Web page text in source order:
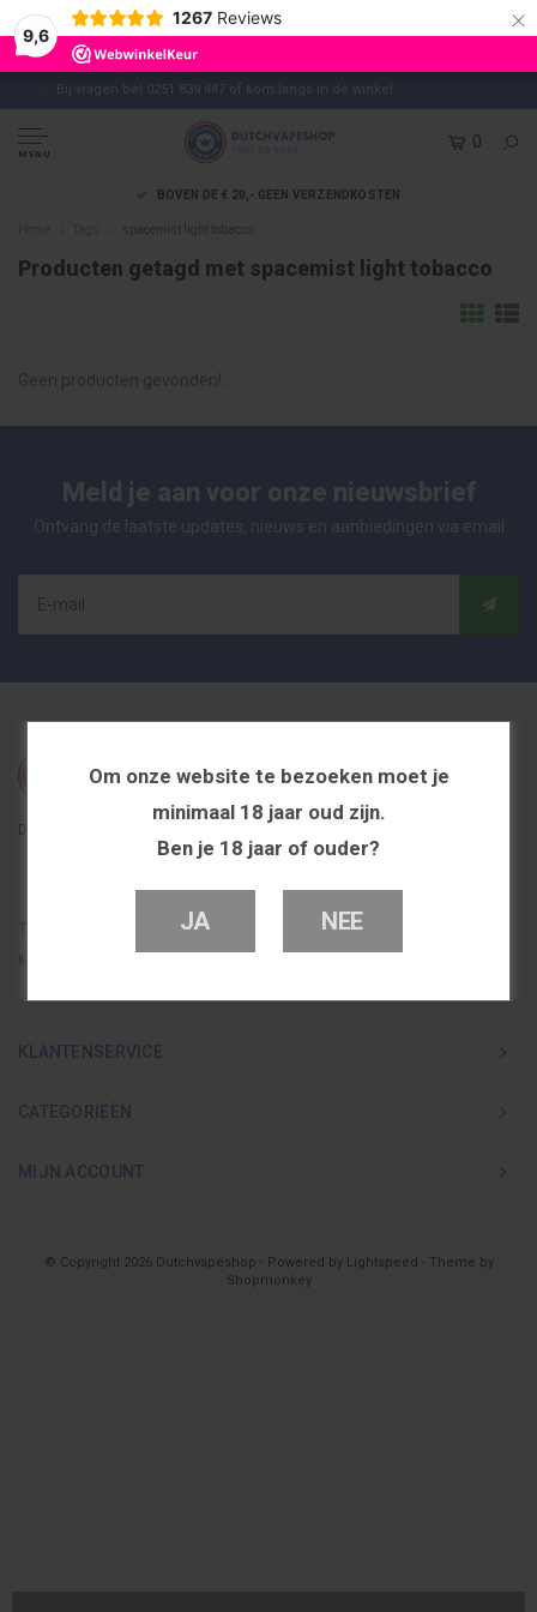
9,6
1267 Reviews ×
Om onze website te bezoeken moet je
minimaal 18 jaar oud zijn.
Ben je 18 jaar of ouder?
JA NEE
Bij vragen bel 0251 839 447 of kom langs in de winkel
MENU
0
BOVEN DE € 20,- GEEN VERZENDKOSTEN
spacemist light tobacco
Producten getagd met spacemist light tobacco
Geen producten gevonden!...
Meld je aan voor onze nieuwsbrief
Ontvang de laatste updates, nieuws en aanbiedingen via email
De beste en voordeligste vapeshop in Nederland
Telefoon
0251 839 447
KLANTENSERVICE
CATEGORIEËN
MIJN ACCOUNT
© Copyright 2026 Dutchvapeshop - Powered by Lightspeed - Theme by
Shopmonkey